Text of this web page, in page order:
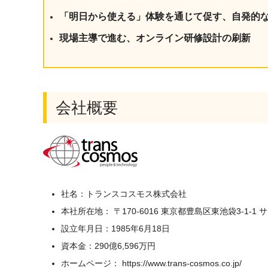
「明日から使える」体験を通じて促す、自発的
現場主導で進む、オンライン研修設計の刷新
会社概要
社名：トランスコスモス株式会社
本社所在地： 〒170-6016 東京都豊島区東池袋3-1-1
設立年月日：1985年6月18日
資本金：290億6,596万円
ホームページ： https://www.trans-cosmos.co.jp/